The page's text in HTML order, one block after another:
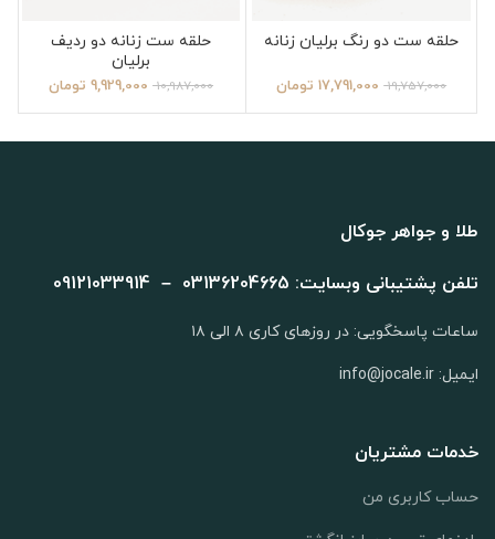
حلقه ست دو رنگ برلیان زنانه
19,757,000
17,791,000 تومان
حلقه ست زنانه دو ردیف
برلیان
10,987,000
9,929,000 تومان
طلا و جواهر جوکال
تلفن پشتیبانی وبسایت: 03136204665 – 09121033914
ساعات پاسخگویی: در روزهای کاری ۸ الی ۱۸
ایمیل: info@jocale.ir
خدمات مشتریان
حساب کاربری من